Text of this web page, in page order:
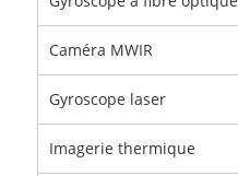
Caméra MWIR
Gyroscope laser
Imagerie thermique